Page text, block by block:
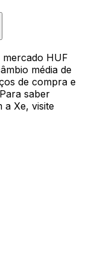
mercado HUF
média de
de compra e
saber
a Xe, visite